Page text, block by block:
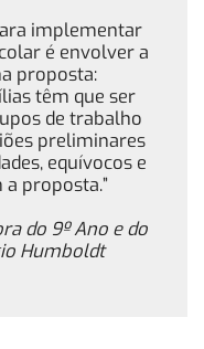
implementar
é envolver a
proposta:
têm que ser
de trabalho
preliminares
equívocos e
proposta.”
do 9º Ano e do
Humboldt